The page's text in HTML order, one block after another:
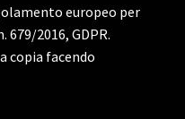
europeo per
2016, GDPR.
copia facendo